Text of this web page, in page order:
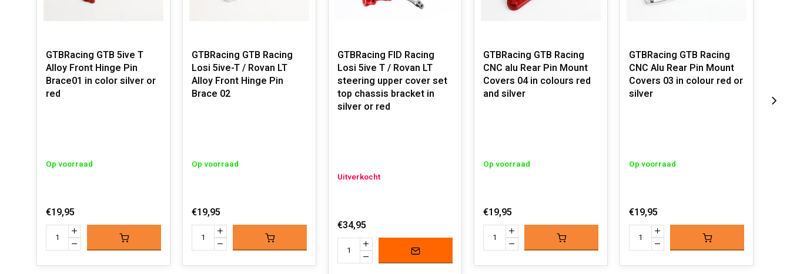
GTBRacing GTB 5ive T
Alloy Front Hinge Pin
Brace01 in color silver or
red
Op voorraad
€19,95
GTBRacing GTB Racing
Losi 5ive-T / Rovan LT
Alloy Front Hinge Pin
Brace 02
Op voorraad
€19,95
GTBRacing FID Racing
Losi 5ive T / Rovan LT
steering upper cover set
top chassis bracket in
silver or red
Uitverkocht
€34,95
GTBRacing GTB Racing
CNC alu Rear Pin Mount
Covers 04 in colours red
and silver
Op voorraad
€19,95
GTBRacing GTB Racing
CNC Alu Rear Pin Mount
Covers 03 in colour red or
silver
Op voorraad
€19,95